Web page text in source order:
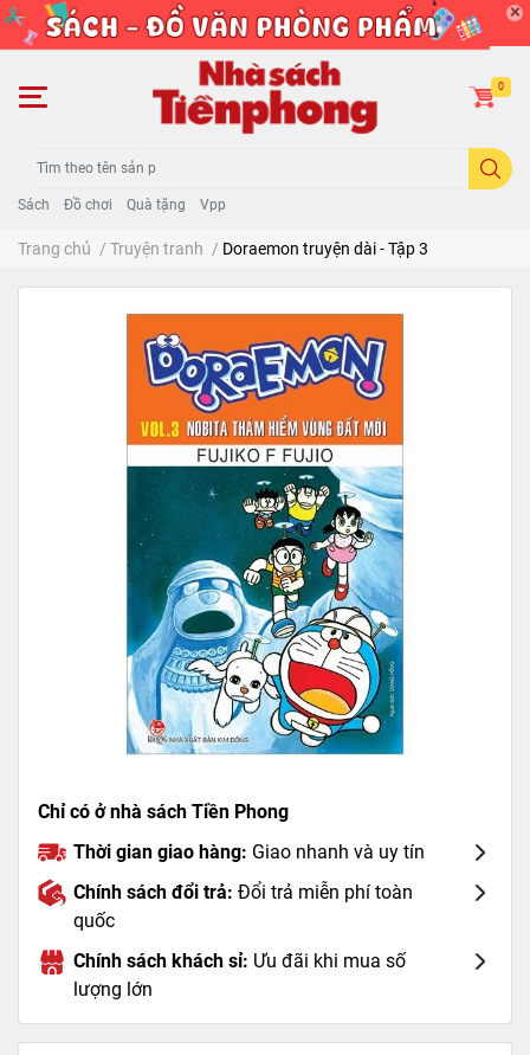
Sách Đồ chơi Quà tặng Vpp
0
Trang chủ / Truyện tranh / Doraemon truyện dài - Tập 3
Chỉ có ở nhà sách Tiền Phong
Thời gian giao hàng: Giao nhanh và uy tín
Chính sách đổi trả: Đổi trả miễn phí toàn
quốc
Chính sách khách sỉ: Ưu đãi khi mua số
lượng lớn